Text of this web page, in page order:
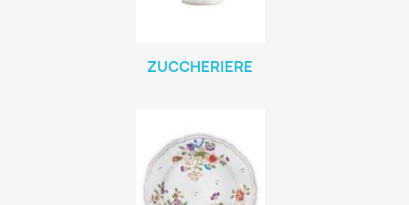
ZUCCHERIERE